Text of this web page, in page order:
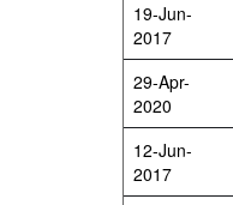
19-Jun-
2017
29-Apr-
2020
12-Jun-
2017